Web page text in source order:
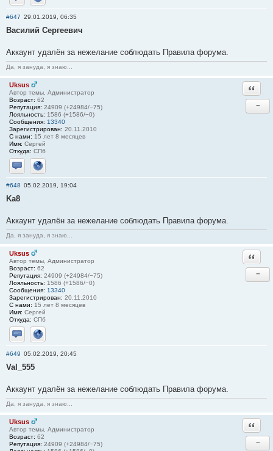
Отправить личное сообщение
Сайт
#647 29.01.2019, 06:35
Василий Сергеевич
Аккаунт удалён за нежелание соблюдать Правила форума.
Да, я зануда, я знаю...
Uksus
Автор темы, Администратор
Возраст: 62
Репутация: 24909 (+24984/−75)
Лояльность: 1586 (+1586/−0)
Сообщения: 13340
Зарегистрирован: 20.11.2010
С нами: 15 лет 8 месяцев
Имя: Сергей
Откуда: СПб
Отправить личное сообщение
Сайт
−
#648 05.02.2019, 19:04
Ka8
Аккаунт удалён за нежелание соблюдать Правила форума.
Да, я зануда, я знаю...
Uksus
Автор темы, Администратор
Возраст: 62
Репутация: 24909 (+24984/−75)
Лояльность: 1586 (+1586/−0)
Сообщения: 13340
Зарегистрирован: 20.11.2010
С нами: 15 лет 8 месяцев
Имя: Сергей
Откуда: СПб
Отправить личное сообщение
Сайт
−
#649 05.02.2019, 20:45
Val_555
Аккаунт удалён за нежелание соблюдать Правила форума.
Да, я зануда, я знаю...
Uksus
Автор темы, Администратор
Возраст: 62
Репутация: 24909 (+24984/−75)
−